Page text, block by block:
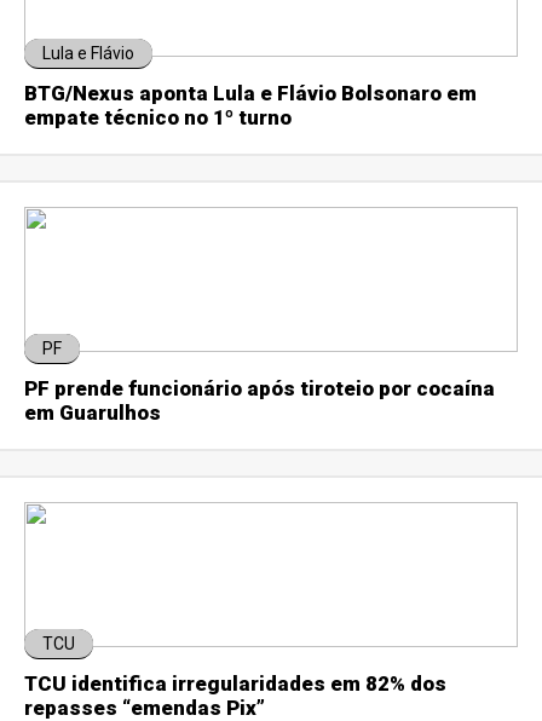
Lula e Flávio
BTG/Nexus aponta Lula e Flávio Bolsonaro em
empate técnico no 1º turno
PF
PF prende funcionário após tiroteio por cocaína
em Guarulhos
TCU
TCU identifica irregularidades em 82% dos
repasses “emendas Pix”